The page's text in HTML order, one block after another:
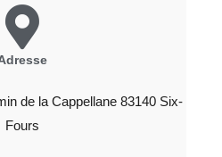
de la Cappellane 83140 Six-
Fours